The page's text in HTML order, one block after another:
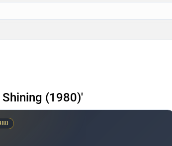
(1980)'